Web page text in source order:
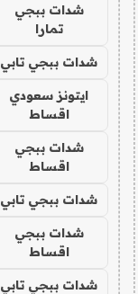
شدات ببجي
تمارا
شدات ببجي تابي
ايتونز سعودي
اقساط
شدات ببجي
اقساط
شدات ببجي تابي
شدات ببجي
اقساط
شدات ببجي تابي